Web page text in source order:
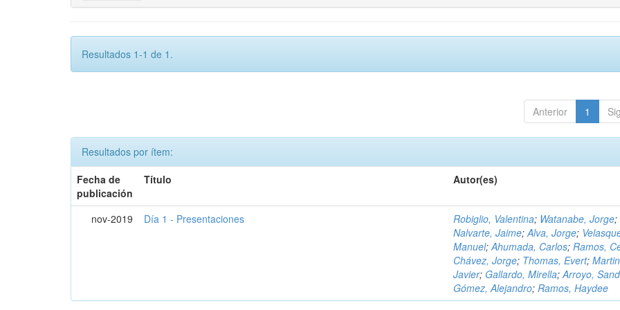
Resultados 1-1 de 1.
Anterior 1
Resultados por ítem:
Fecha de
publicación
Título Autor(es)
nov-2019 Día 1 - Presentaciones Robiglio, Valentina; Watanabe, Jorge;
Nalvarte, Jaime;Alva, Jorge;
Manuel;Ahumada, Carlos;Ramos,
Chávez, Jorge; Thomas, Evert;
Javier; Gallardo, Mirella;Arroyo,
Gómez, Alejandro;Ramos, Haydee